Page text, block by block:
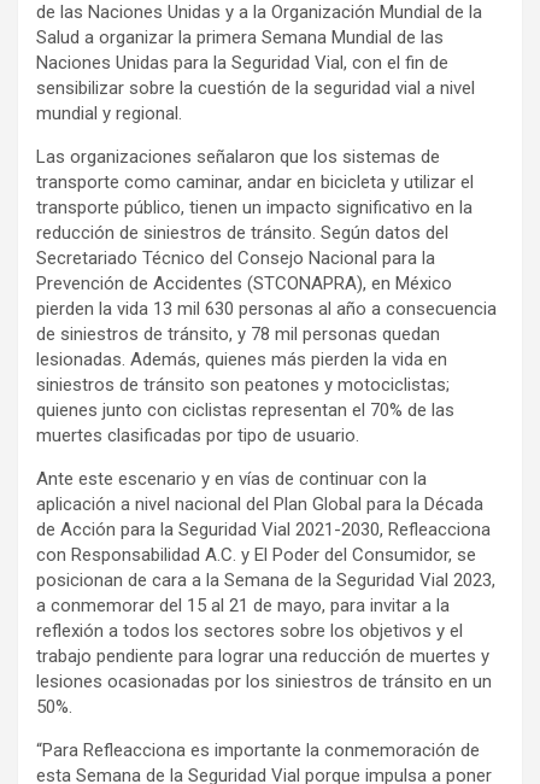
de las Naciones Unidas y a la Organización Mundial de la
Salud a organizar la primera Semana Mundial de las
Naciones Unidas para la Seguridad Vial, con el fin de
sensibilizar sobre la cuestión de la seguridad vial a nivel
mundial y regional.
Las organizaciones señalaron que los sistemas de
transporte como caminar, andar en bicicleta y utilizar el
transporte público, tienen un impacto significativo en la
reducción de siniestros de tránsito. Según datos del
Secretariado Técnico del Consejo Nacional para la
Prevención de Accidentes (STCONAPRA), en México
pierden la vida 13 mil 630 personas al año a consecuencia
de siniestros de tránsito, y 78 mil personas quedan
lesionadas. Además, quienes más pierden la vida en
siniestros de tránsito son peatones y motociclistas;
quienes junto con ciclistas representan el 70% de las
muertes clasificadas por tipo de usuario.
Ante este escenario y en vías de continuar con la
aplicación a nivel nacional del Plan Global para la Década
de Acción para la Seguridad Vial 2021-2030, Refleacciona
con Responsabilidad A.C. y El Poder del Consumidor, se
posicionan de cara a la Semana de la Seguridad Vial 2023,
a conmemorar del 15 al 21 de mayo, para invitar a la
reflexión a todos los sectores sobre los objetivos y el
trabajo pendiente para lograr una reducción de muertes y
lesiones ocasionadas por los siniestros de tránsito en un
50%.
“Para Refleacciona es importante la conmemoración de
esta Semana de la Seguridad Vial porque impulsa a poner